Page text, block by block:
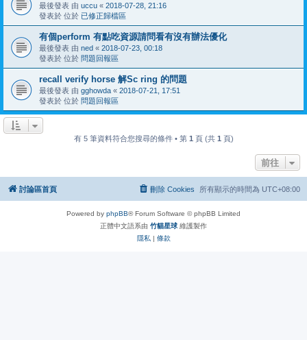
最後發表 由 uccu « 2018-07-28, 21:16
發表於 位於 已修正歸檔區
有個perform 有點吃資源請問看有沒有辦法優化
最後發表 由 ned « 2018-07-23, 00:18
發表於 位於 問題回報區
recall verify horse 解Sc ring 的問題
最後發表 由 gghowda « 2018-07-21, 17:51
發表於 位於 問題回報區
有 5 筆資料符合您搜尋的條件 • 第 1 頁 (共 1 頁)
前往
討論區首頁 所有顯示的時間為 UTC+08:00
刪除 Cookies
Powered by phpBB® Forum Software © phpBB Limited
正體中文語系由 竹貓星球 維護製作
隱私 | 條款